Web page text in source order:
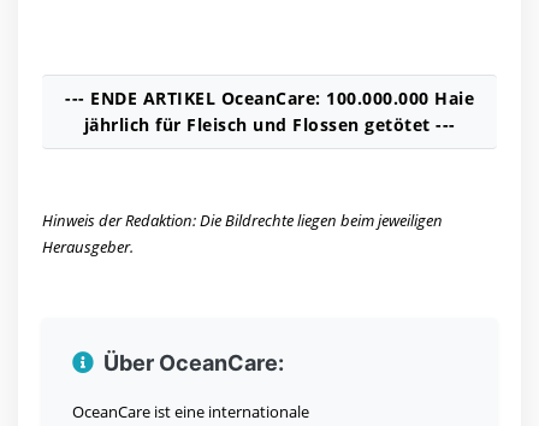
--- ENDE ARTIKEL OceanCare: 100.000.000 Haie
jährlich für Fleisch und Flossen getötet ---
Hinweis der Redaktion: Die Bildrechte liegen beim jeweiligen
Herausgeber.
Über OceanCare:
OceanCare ist eine internationale